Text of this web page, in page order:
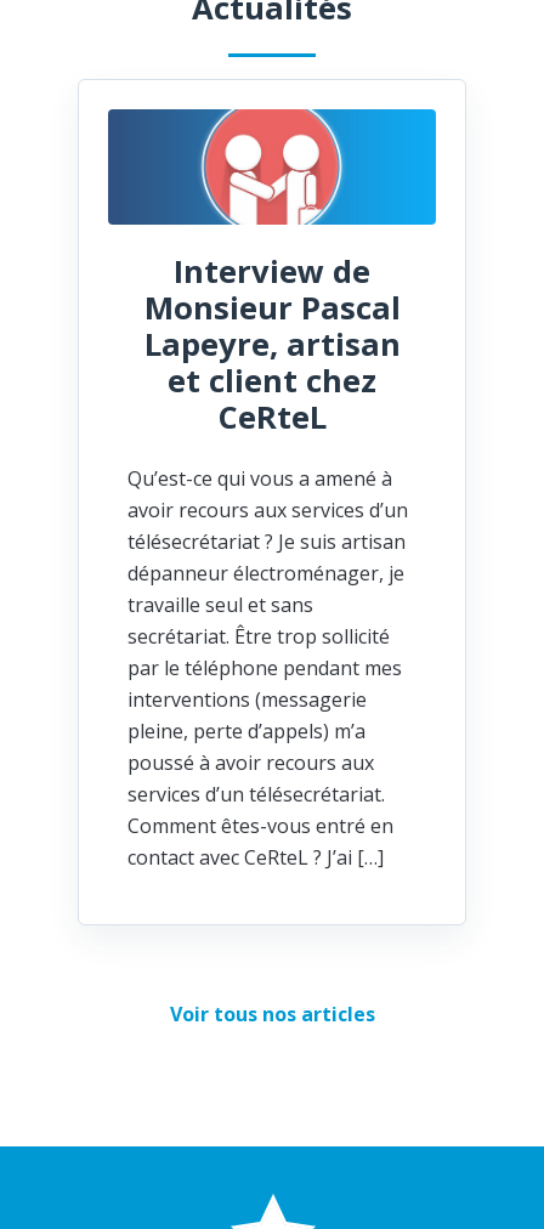
Interview de
Monsieur Pascal
Lapeyre, artisan
et client chez
CeRteL
Qu’est-ce qui vous a amené à
avoir recours aux services d’un
télésecrétariat ? Je suis artisan
dépanneur électroménager, je
travaille seul et sans
secrétariat. Être trop sollicité
par le téléphone pendant mes
interventions (messagerie
pleine, perte d’appels) m’a
poussé à avoir recours aux
services d’un télésecrétariat.
Comment êtes-vous entré en
contact avec CeRteL ? J’ai […]
Voir tous nos articles